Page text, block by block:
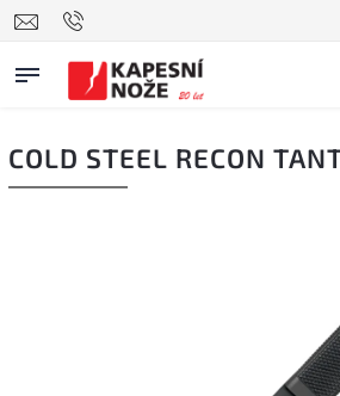
COLD STEEL RECON